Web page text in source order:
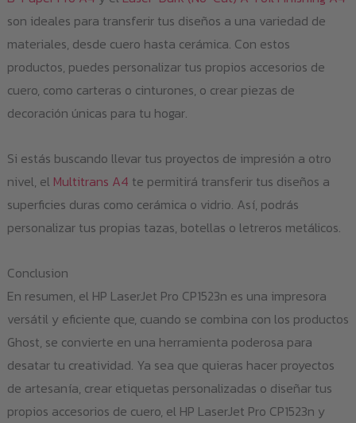
son ideales para transferir tus diseños a una variedad de
materiales, desde cuero hasta cerámica. Con estos
productos, puedes personalizar tus propios accesorios de
cuero, como carteras o cinturones, o crear piezas de
decoración únicas para tu hogar.
Si estás buscando llevar tus proyectos de impresión a otro
nivel, el Multitrans A4 te permitirá transferir tus diseños a
superficies duras como cerámica o vidrio. Así, podrás
personalizar tus propias tazas, botellas o letreros metálicos.
Conclusion
En resumen, el HP LaserJet Pro CP1523n es una impresora
versátil y eficiente que, cuando se combina con los productos
Ghost, se convierte en una herramienta poderosa para
desatar tu creatividad. Ya sea que quieras hacer proyectos
de artesanía, crear etiquetas personalizadas o diseñar tus
propios accesorios de cuero, el HP LaserJet Pro CP1523n y